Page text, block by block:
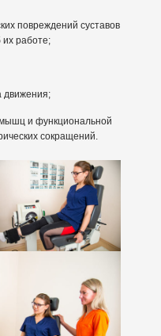
повреждений суставов
работе;
движения;
и функциональной
сокращений.